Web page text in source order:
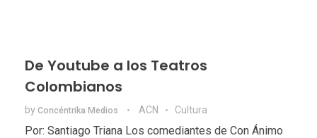
De Youtube a los Teatros
Colombianos
by Concéntrika Medios ACN Cultura
Por: Santiago Triana Los comediantes de Con Ánimo